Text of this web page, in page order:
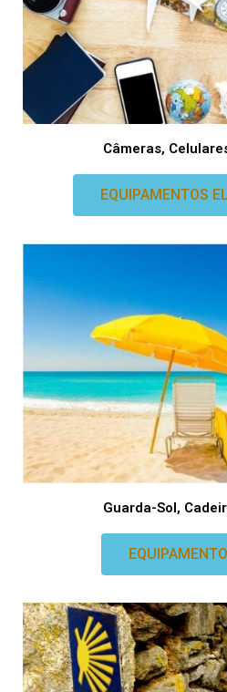
Câmeras,
EQUIPAMENTOS
Guarda-Sol,